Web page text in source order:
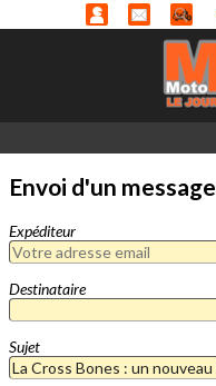
Envoi d'un message
Expéditeur
Destinataire
Sujet